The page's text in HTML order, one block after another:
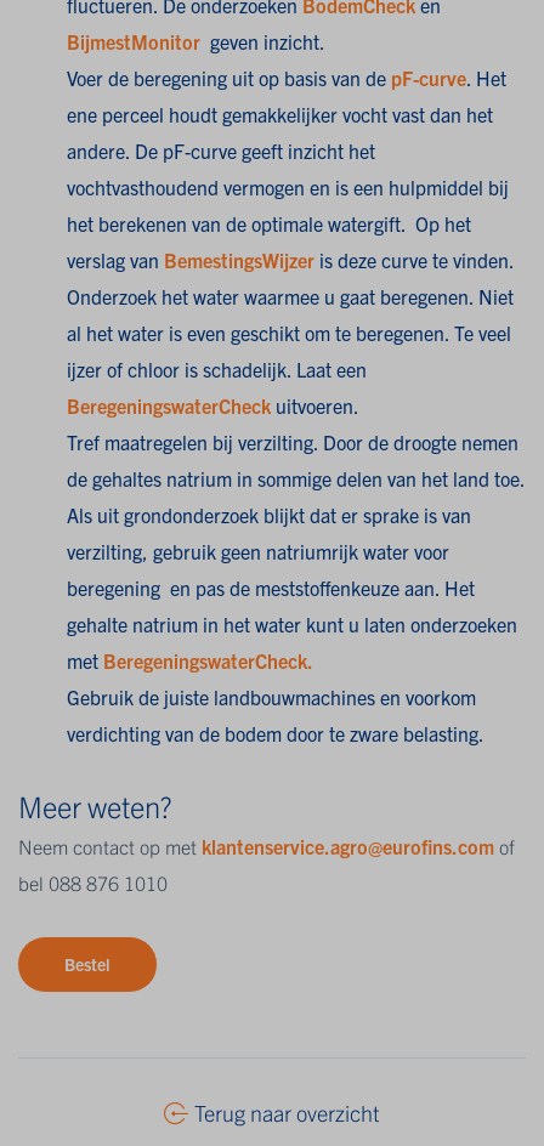
BijmestMonitor geven inzicht.
Voer de beregening uit op basis van de pF-curve . Het
ene perceel houdt gemakkelijker vocht vast dan het
andere. De pF-curve geeft inzicht het
vochtvasthoudend vermogen en is een hulpmiddel bij
het berekenen van de optimale watergift. Op het
verslag van BemestingsWijzer is deze curve te vinden.
Onderzoek het water waarmee u gaat beregenen. Niet
al het water is even geschikt om te beregenen. Te veel
ijzer of chloor is schadelijk. Laat een
BeregeningswaterCheck uitvoeren.
Tref maatregelen bij verzilting. Door de droogte nemen
de gehaltes natrium in sommige delen van het land toe.
Als uit grondonderzoek blijkt dat er sprake is van
verzilting, gebruik geen natriumrijk water voor
beregening en pas de meststoffenkeuze aan. Het
gehalte natrium in het water kunt u laten onderzoeken
met BeregeningswaterCheck.
Gebruik de juiste landbouwmachines en voorkom
verdichting van de bodem door te zware belasting.
Meer weten?
Neem contact op met klantenservice.agro@eurofins.com of
bel 088 876 1010
Bestel
Terug naar overzicht